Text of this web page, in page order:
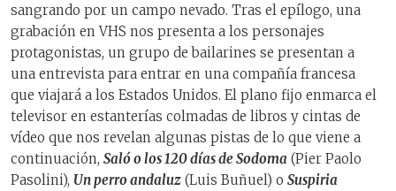
sangrando por un campo nevado. Tras el epílogo, una
grabación en VHS nos presenta a los personajes
protagonistas, un grupo de bailarines se presentan a
una entrevista para entrar en una compañía francesa
que viajará a los Estados Unidos. El plano fijo enmarca el
televisor en estanterías colmadas de libros y cintas de
vídeo que nos revelan algunas pistas de lo que viene a
continuación, Saló o los 120 días de Sodoma (Pier Paolo
Pasolini), Un perro andaluz (Luis Buñuel) o Suspiria